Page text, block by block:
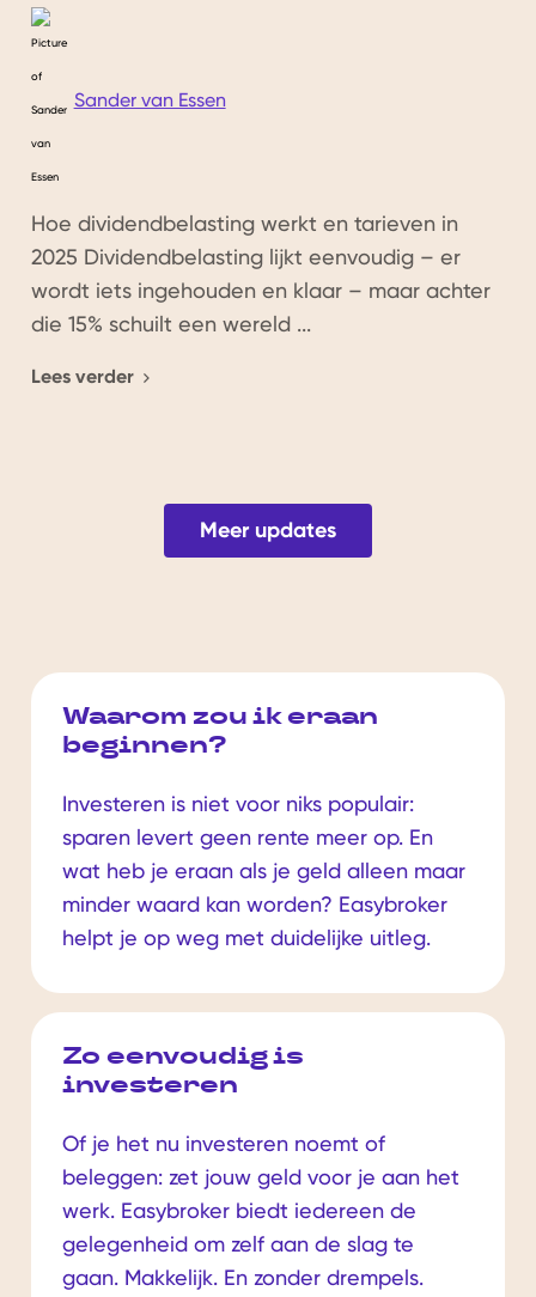
Sander van Essen
Hoe dividendbelasting werkt en tarieven in
2025 Dividendbelasting lijkt eenvoudig – er
wordt iets ingehouden en klaar – maar achter
die 15% schuilt een wereld ...
Lees verder
Meer updates
Waarom zou ik eraan
beginnen?
Investeren is niet voor niks populair:
sparen levert geen rente meer op. En
wat heb je eraan als je geld alleen maar
minder waard kan worden? Easybroker
helpt je op weg met duidelijke uitleg.
Zo eenvoudig is
investeren
Of je het nu investeren noemt of
beleggen: zet jouw geld voor je aan het
werk. Easybroker biedt iedereen de
gelegenheid om zelf aan de slag te
gaan. Makkelijk. En zonder drempels.